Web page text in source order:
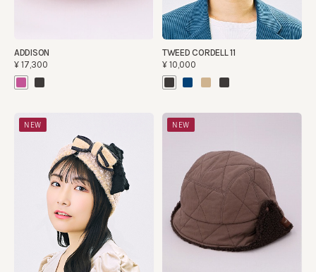
ADDISON
¥17,300
TWEED CORDELL 11
¥10,000
NEW NEW